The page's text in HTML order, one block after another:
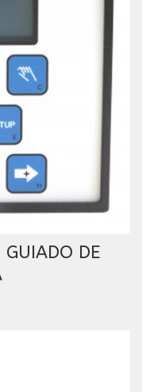
GUIADO DE